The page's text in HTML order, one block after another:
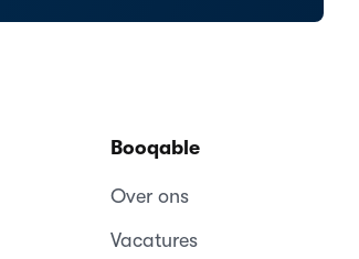
Booqable
Over ons
Vacatures